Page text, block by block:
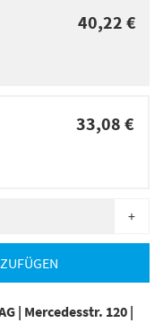
40,22 €
33,08 €
+
| Mercedesstr. 120 |